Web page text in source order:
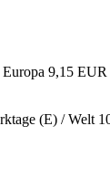
9,15
(E) / Welt